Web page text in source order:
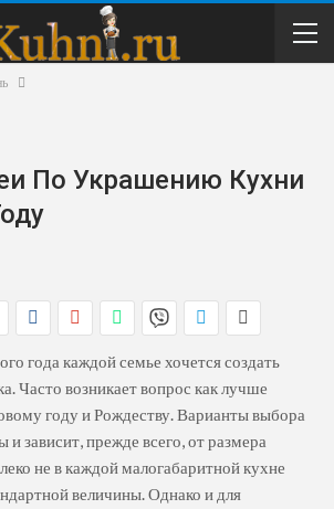
По Украшению Кухни
года каждой семье хочется создать
Часто возникает вопрос как лучше
году и Рождеству. Варианты выбора
и зависит, прежде всего, от размера
не в каждой малогабаритной кухне
величины. Однако и для